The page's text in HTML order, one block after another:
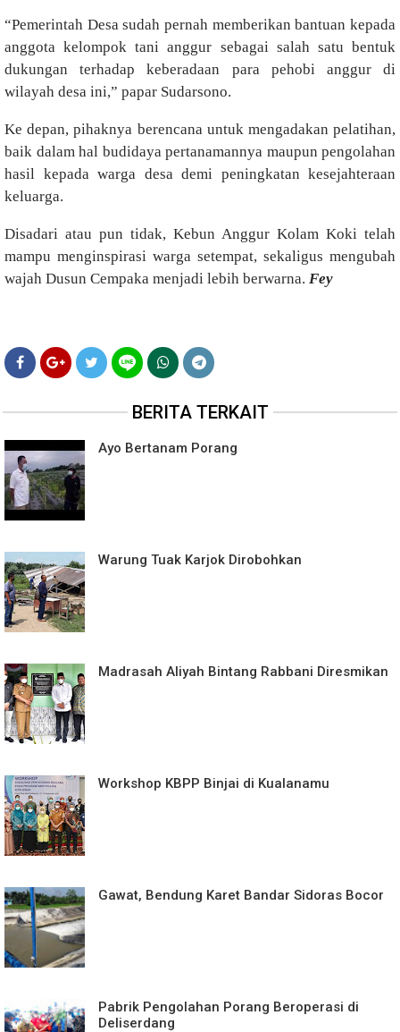
“Pemerintah Desa sudah pernah memberikan bantuan kepada
anggota kelompok tani anggur sebagai salah satu bentuk
dukungan terhadap keberadaan para pehobi anggur di
wilayah desa ini,” papar Sudarsono.
Ke depan, pihaknya berencana untuk mengadakan pelatihan,
baik dalam hal budidaya pertanamannya maupun pengolahan
hasil kepada warga desa demi peningkatan kesejahteraan
keluarga.
Disadari atau pun tidak, Kebun Anggur Kolam Koki telah
mampu menginspirasi warga setempat, sekaligus mengubah
wajah Dusun Cempaka menjadi lebih berwarna. Fey
BERITA TERKAIT
Ayo Bertanam Porang
Warung Tuak Karjok Dirobohkan
Madrasah Aliyah Bintang Rabbani Diresmikan
Workshop KBPP Binjai di Kualanamu
Gawat, Bendung Karet Bandar Sidoras Bocor
Pabrik Pengolahan Porang Beroperasi di
Deliserdang